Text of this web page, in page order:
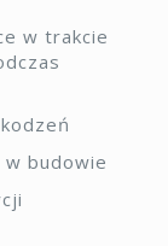
w trakcie
w budowie